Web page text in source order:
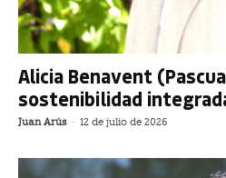
Alicia Benavent
sostenibilidad
Juan Arús - 12 de julio de 2026